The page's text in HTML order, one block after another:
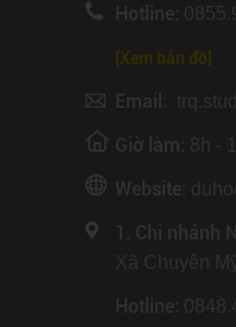
Hotline:
[Xem bản đồ]
Email:
Giờ làm: 8h -
Website:
1. Chi nhánh
Xã Chuyên
Hotline: